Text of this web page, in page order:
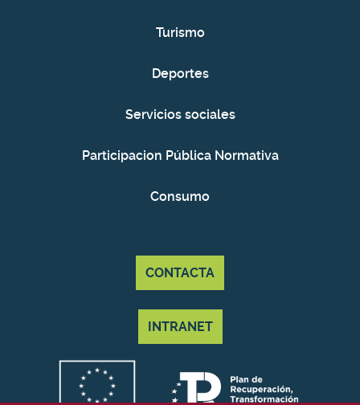
Turismo
Deportes
Servicios sociales
Participacion Pública Normativa
Consumo
CONTACTA
INTRANET